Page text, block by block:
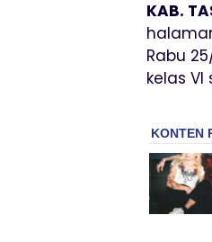
KAB.
Rabu
kelas